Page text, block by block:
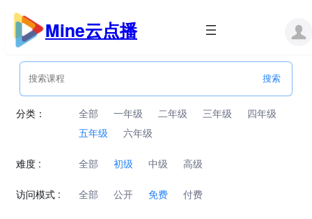
跳
内
Mine云点播
分类： 全部 一年级 二年级 三年级
四年级
五年级
六年级
难度 : 全部 初级 中级 高级
访问模式 : 全部 公开 免费 付费